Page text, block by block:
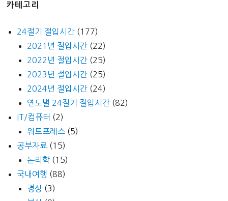
카테고리
24절기 절입시간 (177)
2021년 절입시간 (22)
2022년 절입시간 (25)
2023년 절입시간 (25)
2024년 절입시간 (24)
연도별 24절기 절입시간 (82)
IT/컴퓨터 (2)
워드프레스 (5)
공부자료 (15)
논리학 (15)
국내여행 (88)
경상 (3)